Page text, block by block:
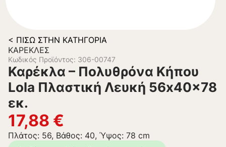
< ΠΊΣΩ ΣΤΗΝ ΚΑΤΗΓΟΡΊΑ
ΚΑΡΈΚΛΕΣ
Κωδικός Προϊόντος: 306-00747
Καρέκλα – Πολυθρόνα Κήπου
Lola Πλαστική Λευκή 56x40x78
εκ.
17,88 €
Πλάτος: 56, Βάθος: 40, Ύψος: 78 cm